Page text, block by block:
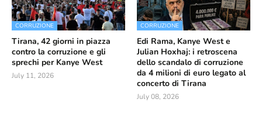
CORRUZIONE
Tirana, 42 giorni in piazza
contro la corruzione e gli
sprechi per Kanye West
July 11, 2026
CORRUZIONE
Edi Rama, Kanye West e
Julian Hoxhaj: i retroscena
dello scandalo di corruzione
da 4 milioni di euro legato al
concerto di Tirana
July 08, 2026